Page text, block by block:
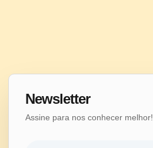
Newsletter
Assine para nos conhecer melhor!